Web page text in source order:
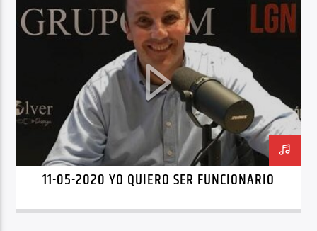
YO QUIERO SER FUNCIONARIO
11-05-2020 YO QUIERO SER FUNCIONARIO